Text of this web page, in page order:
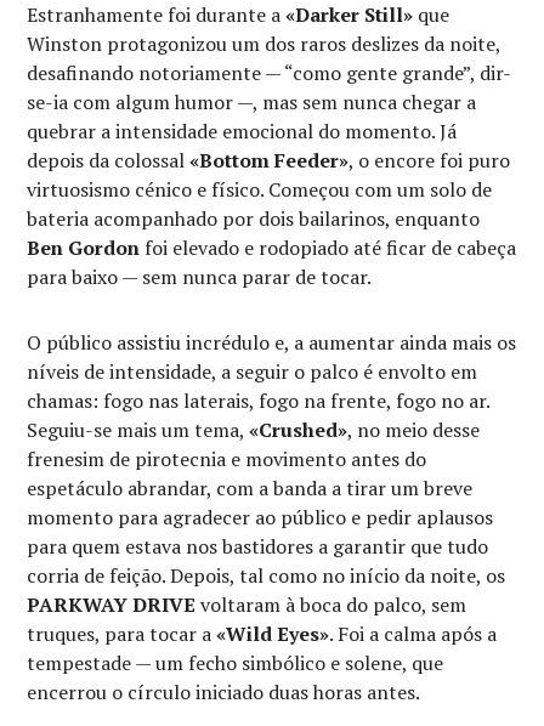
Estranhamente foi durante a«Darker Still» que
Winston protagonizou um dos raros deslizes da noite,
desafinando notoriamente — “como gente grande”, dir-
se-ia com algum humor —, mas sem nunca chegar a
quebrar a intensidade emocional do momento. Já
depois da colossal«Bottom Feeder», o encore foi puro
virtuosismo cénico e físico. Começou com um solo de
bateria acompanhado por dois bailarinos, enquanto
Ben Gordon foi elevado e rodopiado até ficar de cabeça
para baixo — sem nunca parar de tocar.
O público assistiu incrédulo e, a aumentar ainda mais os
níveis de intensidade, a seguir o palco é envolto em
chamas: fogo nas laterais, fogo na frente, fogo no ar.
Seguiu-se mais um tema,«Crushed», no meio desse
frenesim de pirotecnia e movimento antes do
espetáculo abrandar, com a banda a tirar um breve
momento para agradecer ao público e pedir aplausos
para quem estava nos bastidores a garantir que tudo
corria de feição. Depois, tal como no início da noite, os
PARKWAY DRIVE voltaram à boca do palco, sem
truques, para tocar a«Wild Eyes». Foi a calma após a
tempestade — um fecho simbólico e solene, que
encerrou o círculo iniciado duas horas antes.